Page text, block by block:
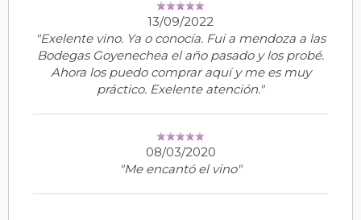
13/09/2022
"Exelente vino. Ya o conocía. Fui a mendoza a las
Bodegas Goyenechea el año pasado y los probé.
Ahora los puedo comprar aquí y me es muy
práctico. Exelente atención."
08/03/2020
"Me encantó el vino"